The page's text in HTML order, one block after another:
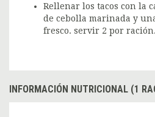
Rellenar los tacos con la
de cebolla marinada y
fresco. servir 2 por ración.
INFORMACIÓN NUTRICIONAL (1